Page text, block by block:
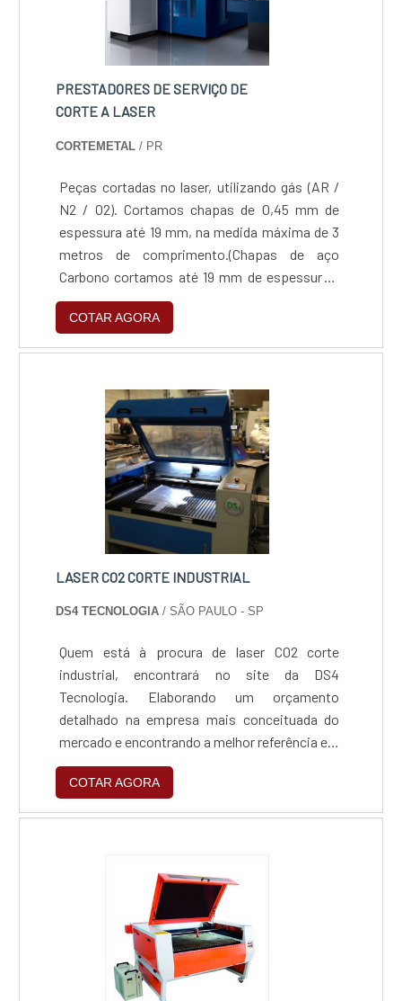
PRESTADORES DE SERVIÇO DE
CORTE A LASER
CORTEMETAL / PR
Peças cortadas no laser, utilizando gás (AR /
N2 / O2). Cortamos chapas de 0,45 mm de
espessura até 19 mm, na medida máxima de 3
metros de comprimento.(Chapas de aço
Carbono cortamos até 19 mm de espessura /
Chapas de Inox 304 Comum Cortamos até 9,5
mm de espessura / Chapas de Inox 304
Escovado Cortamos até 3,00 mm de
Cortamos até 2,5 mm de espessura / Chapas
de Inox 430 Escovado Cortamos até 2,00 mm
de espessura / Chapas de Alumínio Cortamos
até 5 mm de espessura)
COTAR AGORA
LASER CO2 CORTE INDUSTRIAL
DS4 TECNOLOGIA / SÃO PAULO - SP
Quem está à procura de laser CO2 corte
industrial, encontrará no site da DS4
Tecnologia. Elaborando um orçamento
detalhado na empresa mais conceituada do
mercado e encontrando a melhor referência em
qualidade.MAIS DETALHES SOBRE LASER CO2
CORTE INDUSTRIALQuem quer encontrar laser
corte industrial em uma empresa
encontrar o site da DS4 Tecnologia. É possível
encontrar máquinas de corte à laser de médio e
grande porte e máquinas de corte à laser de
tubos quadrados e redondos, garantindo a
satisfação da venda à entrega final, com foco
total na qualidade.Sem trocar o foco sobre
laser CO2 corte industrial, é importante buscar
COTAR AGORA